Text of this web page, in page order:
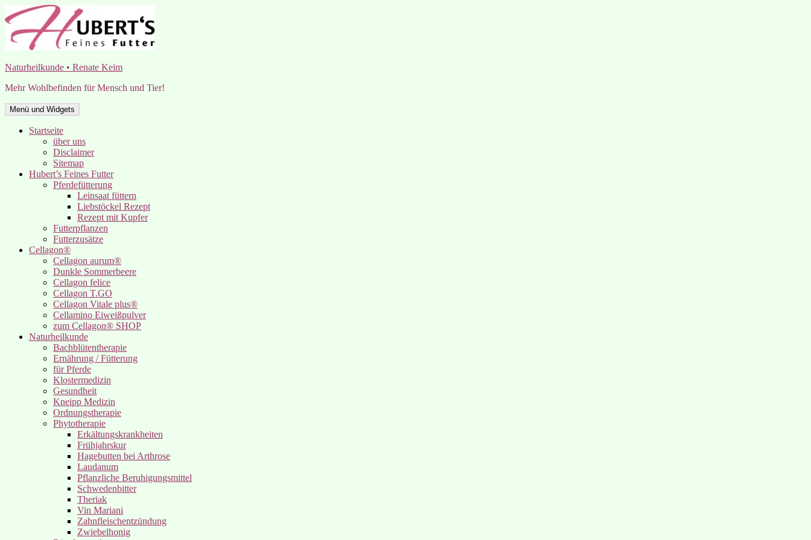
Zum
Inhalt
springen
Naturheilkunde • Renate Keim
Mehr Wohlbefinden für Mensch und Tier!
Menü und Widgets
Startseite
über uns
Disclaimer
Sitemap
Hubert’s Feines Futter
Pferdefütterung
Leinsaat füttern
Liebstöckel Rezept
Rezept mit Kupfer
Futterpflanzen
Futterzusätze
Cellagon®
Cellagon aurum®
Dunkle Sommerbeere
Cellagon felice
Cellagon T.GO
Cellagon Vitale plus®
Cellamino Eiweißpulver
zum Cellagon® SHOP
Naturheilkunde
Bachblütentherapie
Ernährung / Fütterung
für Pferde
Klostermedizin
Gesundheit
Kneipp Medizin
Ordnungstherapie
Phytotherapie
Erkältungskrankheiten
Frühjahrskur
Hagebutten bei Arthrose
Laudanum
Pflanzliche Beruhigungsmittel
Schwedenbitter
Theriak
Vin Mariani
Zahnfleischentzündung
Zwiebelhonig